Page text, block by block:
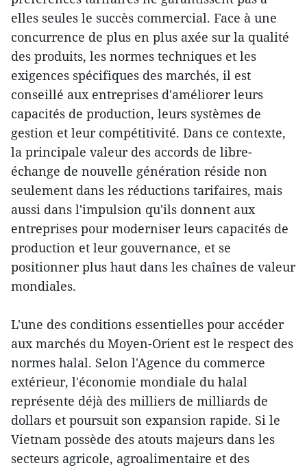
elles seules le succès commercial. Face à une
concurrence de plus en plus axée sur la qualité
des produits, les normes techniques et les
exigences spécifiques des marchés, il est
conseillé aux entreprises d'améliorer leurs
capacités de production, leurs systèmes de
gestion et leur compétitivité. Dans ce contexte,
la principale valeur des accords de libre-
échange de nouvelle génération réside non
seulement dans les réductions tarifaires, mais
aussi dans l'impulsion qu'ils donnent aux
entreprises pour moderniser leurs capacités de
production et leur gouvernance, et se
positionner plus haut dans les chaînes de valeur
mondiales.
L'une des conditions essentielles pour accéder
aux marchés du Moyen-Orient est le respect des
normes halal. Selon l'Agence du commerce
extérieur, l'économie mondiale du halal
représente déjà des milliers de milliards de
dollars et poursuit son expansion rapide. Si le
Vietnam possède des atouts majeurs dans les
secteurs agricole, agroalimentaire et des